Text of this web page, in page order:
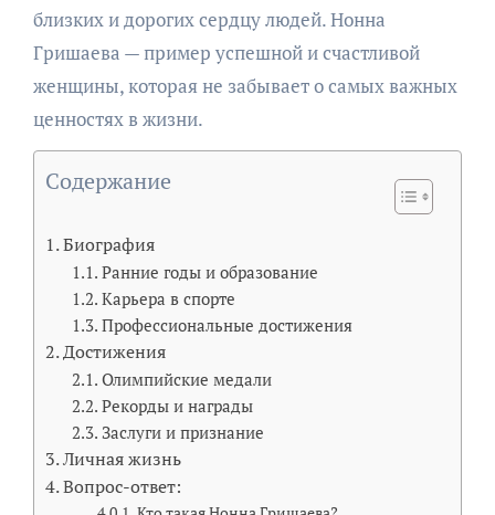
близких и дорогих сердцу людей. Нонна
Гришаева — пример успешной и счастливой
женщины, которая не забывает о самых важных
ценностях в жизни.
Содержание
Биография
Ранние годы и образование
Карьера в спорте
Профессиональные достижения
Достижения
Олимпийские медали
Рекорды и награды
Заслуги и признание
Личная жизнь
Вопрос-ответ: